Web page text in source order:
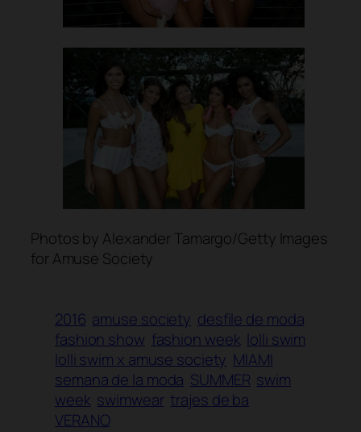
Photos by Alexander Tamargo/Getty Images
for Amuse Society
2016 amuse society desfile de moda
fashion show fashion week lolli swim
lolli swim x amuse society MIAMI
semana de la moda SUMMER swim
week swimwear trajes de ba
VERANO